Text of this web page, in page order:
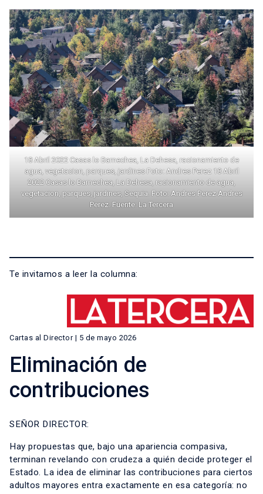
18 Abril 2022 Casas lo Barnechea, La Dehesa, racionamiento de
agua, vegetacion, parques, jardines Foto: Andres Perez 18 Abril
2022 Casas lo Barnechea, La Dehesa, racionamiento de agua,
vegetacion, parques, jardines, Sequia. Foto: Andres Perez Andres
Perez. Fuente: La Tercera
Te invitamos a leer la columna:
Cartas al Director | 5 de mayo 2026
Eliminación de
contribuciones
SEÑOR DIRECTOR:
Hay propuestas que, bajo una apariencia compasiva,
terminan revelando con crudeza a quién decide proteger el
Estado. La idea de eliminar las contribuciones para ciertos
adultos mayores entra exactamente en esa categoría: no